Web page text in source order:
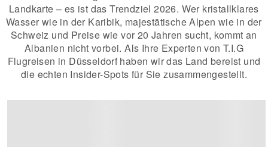
Landkarte – es ist das Trendziel 2026. Wer kristallklares
Wasser wie in der Karibik, majestätische Alpen wie in der
Schweiz und Preise wie vor 20 Jahren sucht, kommt an
Albanien nicht vorbei. Als Ihre Experten von T.I.G
Flugreisen in Düsseldorf haben wir das Land bereist und
die echten Insider-Spots für Sie zusammengestellt.